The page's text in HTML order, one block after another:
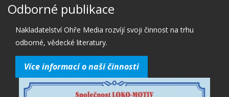
Odborné publikace
Nakladatelství Ohře Media rozvíjí svoji činnost na trhu
odborné, vědecké literatury.
Více informací o naší činnosti